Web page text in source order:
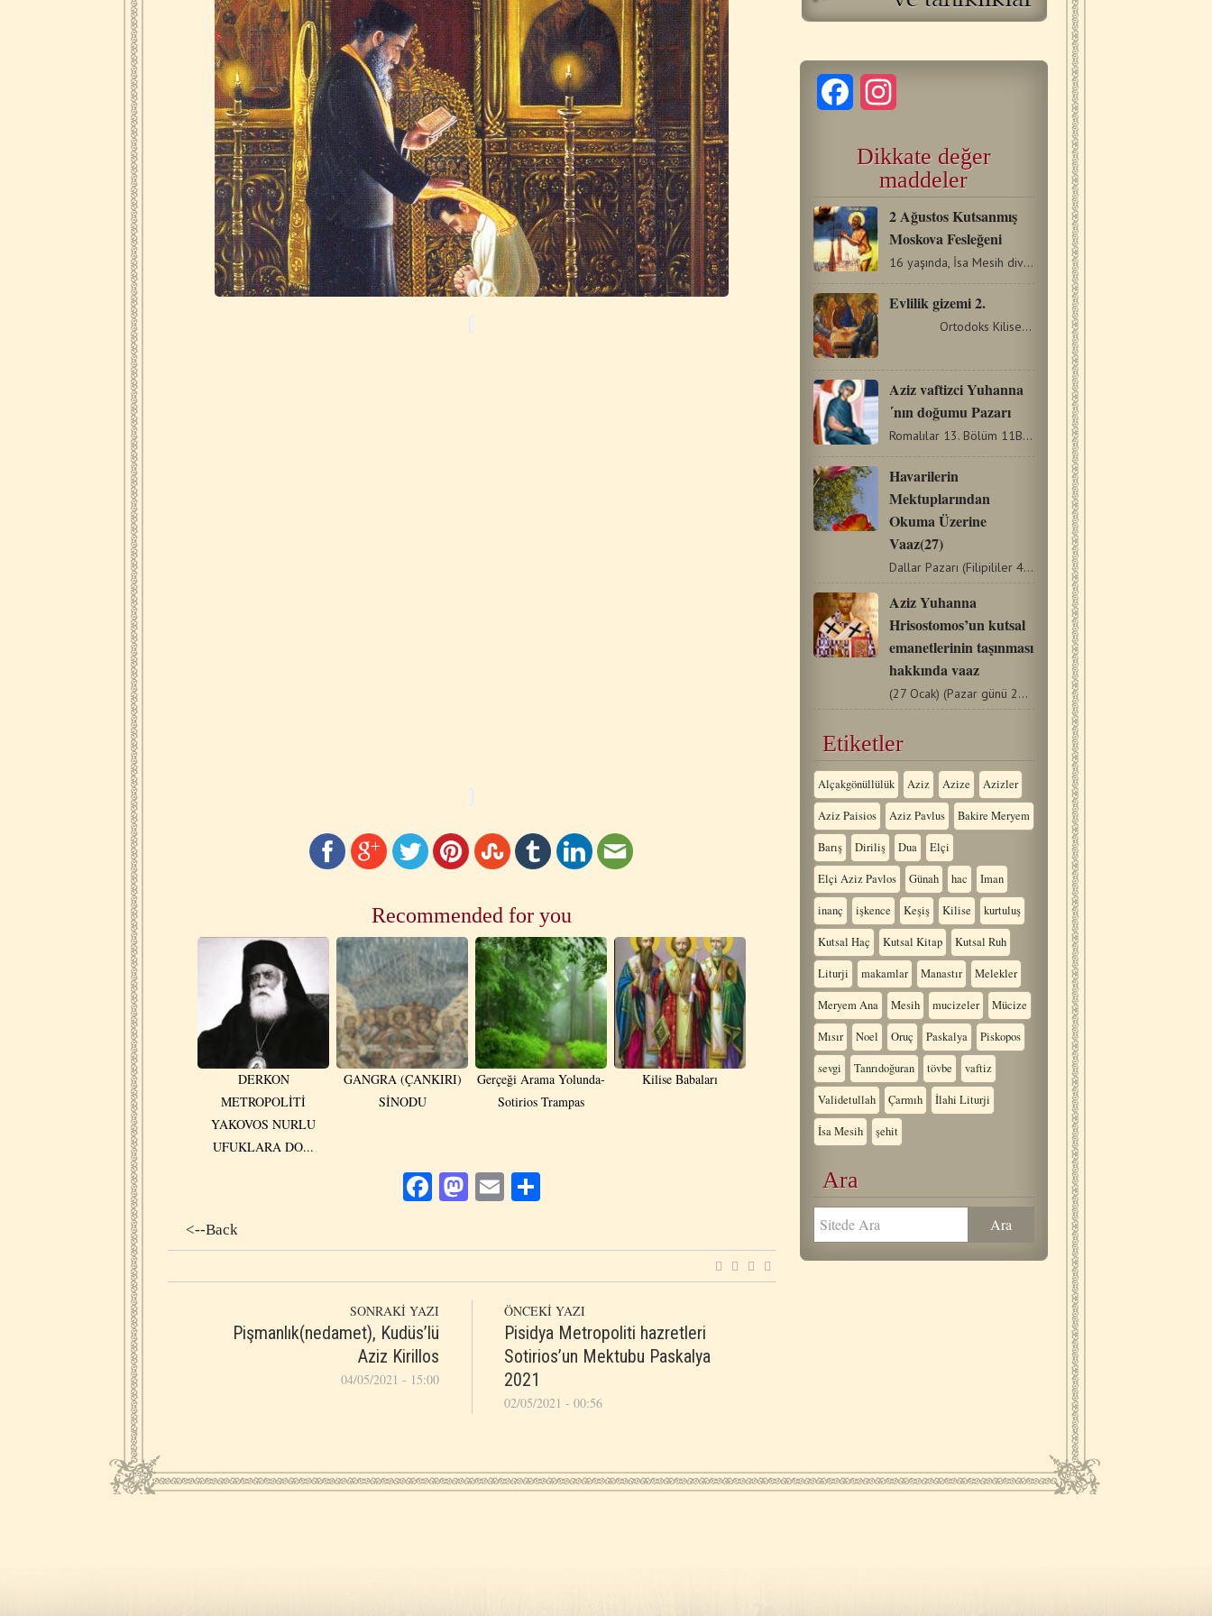
Recommended for you
DERKON
METROPOLİTİ
YAKOVOS NURLU
UFUKLARA DO...
GANGRA (ÇANKIRI)
SİNODU
Gerçeği Arama Yolunda-
Sotirios Trampas
Kilise Babaları
Facebook
Mastodon
EmailShare
<--Back
SONRAKİ YAZI
Pişmanlık(nedamet), Kudüs’lü
Aziz Kirillos
04/05/2021 - 15:00
ÖNCEKİ YAZI
Pisidya Metropoliti hazretleri
Sotirios’un Mektubu Paskalya
2021
02/05/2021 - 00:56
Facebook
Dikkate değer
maddeler
2 Ağustos Kutsanmış
Moskova Fesleğeni
16 yaşında, İsa Mesih divanisi ünvanını aldı, 72 yıl…
Evlilik gizemi 2.
Ortodoks Kilisesi΄nde evlilik gizemi BÖLÜM…
Aziz vaftizci Yuhanna
΄nın doğumu Pazarı
Romalılar 13. Bölüm 11Bunu, yaşadığınız zamanın bilincinde…
Havarilerin
Mektuplarından
Okuma Üzerine
Vaaz(27)
Dallar Pazarı (Filipililer 4:4-9) 21/04/2019 Ulusların…
Aziz Yuhanna
Hrisostomos’un kutsal
emanetlerinin taşınması
hakkında vaaz
(27 Ocak) (Pazar günü 26/1/2020 okunacak) Kilisemiz 27…
Etiketler
Alçakgönüllülük Aziz Azize Azizler
Aziz Paisios Aziz Pavlus Bakire Meryem
Barış Diriliş Dua Elçi
Elçi Aziz Pavlos Günah hac Iman
inanç işkence Keşiş Kilise kurtuluş
Kutsal Haç Kutsal Kitap Kutsal Ruh
Liturji makamlar Manastır Melekler
Meryem Ana Mesih mucizeler Mücize
Mısır Noel Oruç Paskalya Piskopos
sevgi Tanrıdoğuran tövbe vaftiz
Validetullah Çarmıh İlahi Liturji
İsa Mesih şehit
Ara